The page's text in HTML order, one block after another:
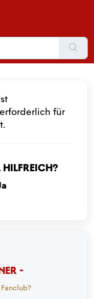
für
hilfreich?
-